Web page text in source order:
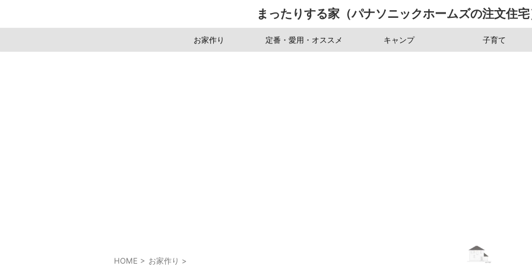
まったりする家（パナソニックホームズの注文住宅
お家作り 定番・愛用・オススメ キャンプ 子育て
HOME > お家作り >